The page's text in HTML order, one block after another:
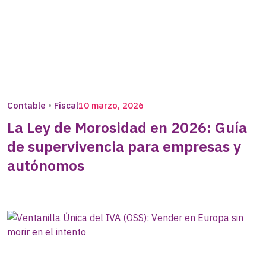
Contable Fiscal10 marzo, 2026
La Ley de Morosidad en 2026: Guía
de supervivencia para empresas y
autónomos